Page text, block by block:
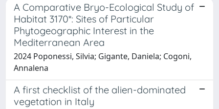
A Comparative Bryo-Ecological Study of
Habitat 3170*: Sites of Particular
Phytogeographic Interest in the
Mediterranean Area
2024 Poponessi, Silvia; Gigante, Daniela; Cogoni,
Annalena
A first checklist of the alien-dominated
vegetation in Italy